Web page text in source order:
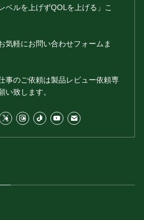
ベルを上げずQOLを上げる」こ
気軽にお問い合わせフォームま
事のご依頼は製品レビュー依頼専
い致します。